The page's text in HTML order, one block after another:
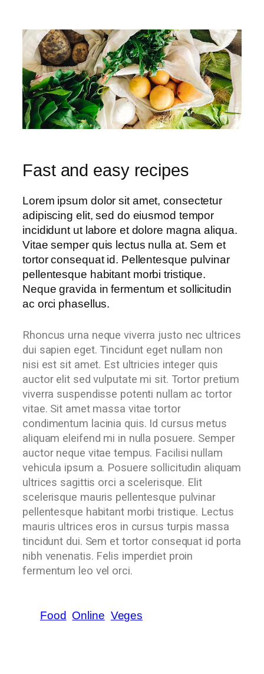
Fast and easy recipes
Lorem ipsum dolor sit amet, consectetur
adipiscing elit, sed do eiusmod tempor
incididunt ut labore et dolore magna aliqua.
Vitae semper quis lectus nulla at. Sem et
tortor consequat id. Pellentesque pulvinar
pellentesque habitant morbi tristique.
Neque gravida in fermentum et sollicitudin
ac orci phasellus.
Rhoncus urna neque viverra justo nec ultrices
dui sapien eget. Tincidunt eget nullam non
nisi est sit amet. Est ultricies integer quis
auctor elit sed vulputate mi sit. Tortor pretium
viverra suspendisse potenti nullam ac tortor
vitae. Sit amet massa vitae tortor
condimentum lacinia quis. Id cursus metus
aliquam eleifend mi in nulla posuere. Semper
auctor neque vitae tempus. Facilisi nullam
vehicula ipsum a. Posuere sollicitudin aliquam
ultrices sagittis orci a scelerisque. Elit
scelerisque mauris pellentesque pulvinar
pellentesque habitant morbi tristique. Lectus
mauris ultrices eros in cursus turpis massa
tincidunt dui. Sem et tortor consequat id porta
nibh venenatis. Felis imperdiet proin
fermentum leo vel orci.
Food Online Veges